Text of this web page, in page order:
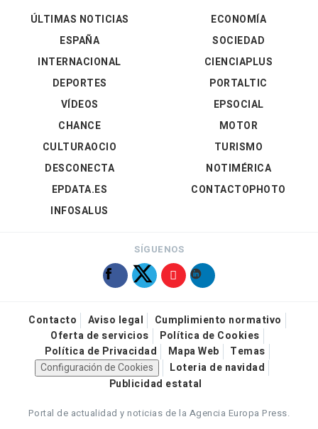
ÚLTIMAS NOTICIAS
ESPAÑA
INTERNACIONAL
DEPORTES
VÍDEOS
ECONOMÍA
SOCIEDAD
CIENCIAPLUS
PORTALTIC
EPSOCIAL
CHANCE
CULTURAOCIO
DESCONECTA
EPDATA.ES
INFOSALUS
MOTOR
TURISMO
NOTIMÉRICA
CONTACTOPHOTO
SÍGUENOS
Contacto Aviso legal
Cumplimiento normativo
Oferta de servicios
Política de Cookies
Política de Privacidad
Mapa Web
Temas
Configuración de Cookies
Loteria de navidad
Publicidad estatal
Portal de actualidad y noticias de la Agencia Europa Press.